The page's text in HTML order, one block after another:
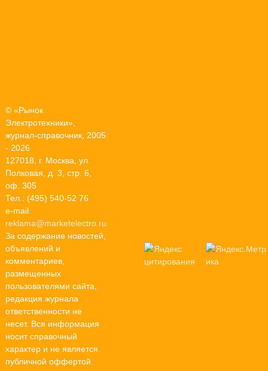
© «Рынок
Электротехники»,
журнал-справочник, 2005
- 2026
127018, г. Москва, ул.
Полковая, д. 3, стр. 6,
оф. 305
Тел.: (495) 540-52 76
e-mail:
reklama@marketelectro.ru
За содержание новостей,
объявлений и
комментариев,
размещенных
пользователями сайта,
редакция журнала
ответственности не
несет. Вся информация
носит справочный
характер и не является
публичной оффертой.